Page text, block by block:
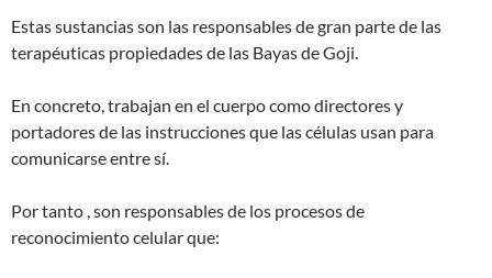
Estas sustancias son las responsables de gran parte de las
terapéuticas propiedades de las Bayas de Goji.
En concreto, trabajan en el cuerpo como directores y
portadores de las instrucciones que las células usan para
comunicarse entre sí.
Por tanto , son responsables de los procesos de
reconocimiento celular que: